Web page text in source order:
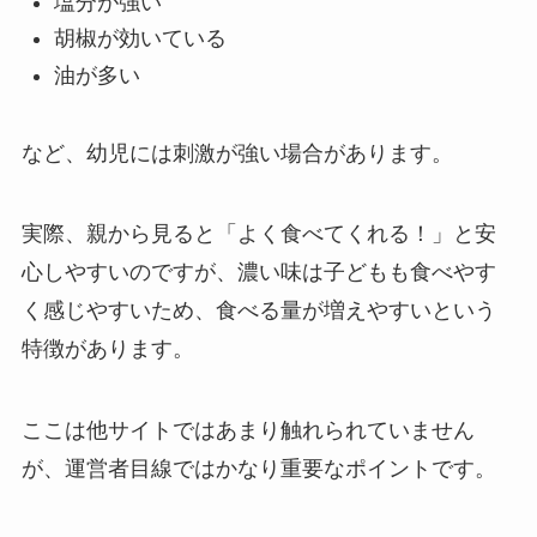
胡椒が効いている
油が多い
など、幼児には刺激が強い場合があります。
実際、親から見ると「よく食べてくれる！」と安
心しやすいのですが、濃い味は子どもも食べやす
く感じやすいため、食べる量が増えやすいという
特徴があります。
ここは他サイトではあまり触れられていません
が、運営者目線ではかなり重要なポイントです。